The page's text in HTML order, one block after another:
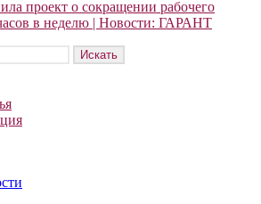
проект о сокращении рабочего
в неделю | Новости: ГАРАНТ
Искать